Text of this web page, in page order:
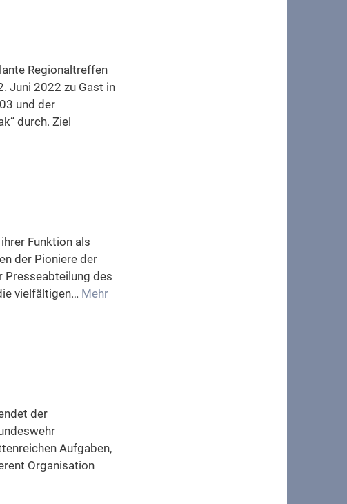
Regionaltreffen
Juni 2022 zu Gast in
und der
durch. Ziel
Funktion als
der Pioniere der
Presseabteilung des
vielfältigen… Mehr
der
Aufgaben,
Organisation